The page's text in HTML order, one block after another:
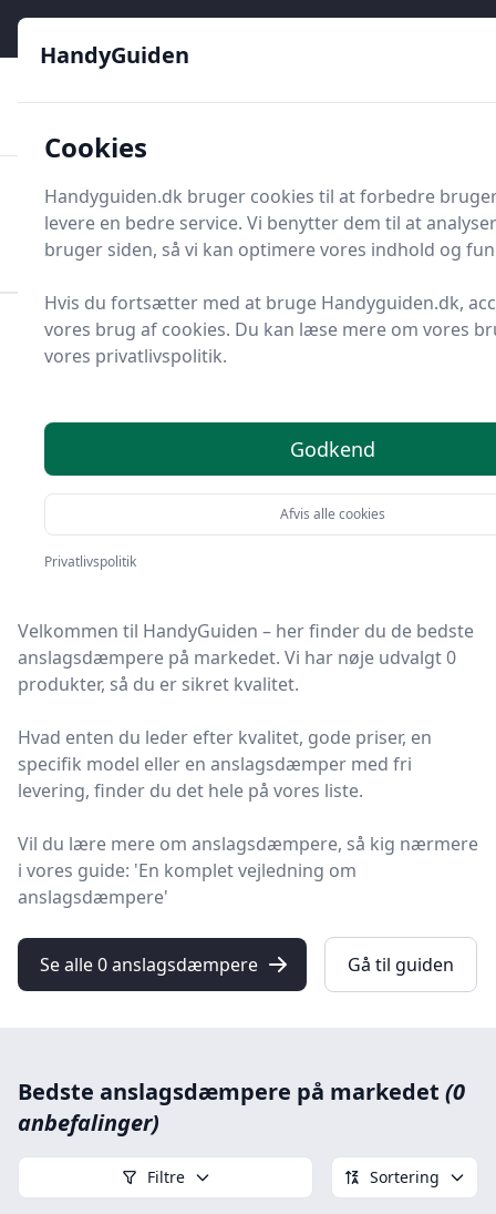
HandyGuiden
Søg nu
Søg nu
Forside Renovering og Byggeri
Værktøj
Diverse værktøj
Værktøjsdele og tilbehør
Bedste
anslagsdæmpere på
markedet - 0
anbefalinger
Velkommen til HandyGuiden – her finder du de bedste
anslagsdæmpere på markedet. Vi har nøje udvalgt 0
produkter, så du er sikret kvalitet.
Hvad enten du leder efter kvalitet, gode priser, en
specifik model eller en anslagsdæmper med fri
levering, finder du det hele på vores liste.
Vil du lære mere om anslagsdæmpere, så kig nærmere
i vores guide: 'En komplet vejledning om
anslagsdæmpere'
Se alle 0 anslagsdæmpere Gå til guiden
Bedste anslagsdæmpere på markedet (0
anbefalinger)
Filtre Sortering
HandyGuiden
Cookies
Handyguiden.dk bruger cookies til at forbedre
levere en bedre service. Vi benytter dem til at
bruger siden, så vi kan optimere vores indhold og
Hvis du fortsætter med at bruge Handyguiden.dk,
vores brug af cookies. Du kan læse mere om vores
vores privatlivspolitik.
Godkend
Afvis alle cookies
Privatlivspolitik